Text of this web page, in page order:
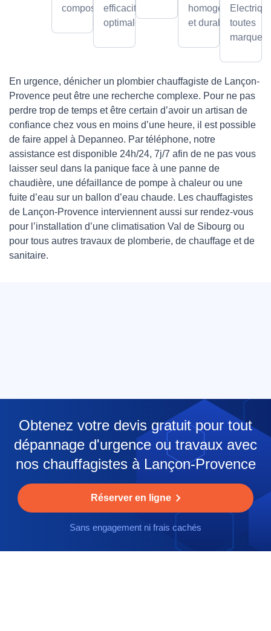
composants.efficacité
optimale.
homogène
et durable.toutes
marques.
En urgence, dénicher un plombier chauffagiste de Lançon-
Provence peut être une recherche complexe. Pour ne pas
perdre trop de temps et être certain d’avoir un artisan de
confiance chez vous en moins d’une heure, il est possible
de faire appel à Depanneo. Par téléphone, notre
assistance est disponible 24h/24, 7j/7 afin de ne pas vous
laisser seul dans la panique face à une panne de
chaudière, une défaillance de pompe à chaleur ou une
fuite d’eau sur un ballon d’eau chaude. Les chauffagistes
de Lançon-Provence interviennent aussi sur rendez-vous
pour l’installation d’une climatisation Val de Sibourg ou
pour tous autres travaux de plomberie, de chauffage et de
sanitaire.
Obtenez votre devis gratuit pour tout
dépannage d'urgence ou travaux avec
nos chauffagistes à Lançon-Provence
Réserver en ligne
Sans engagement ni frais cachés